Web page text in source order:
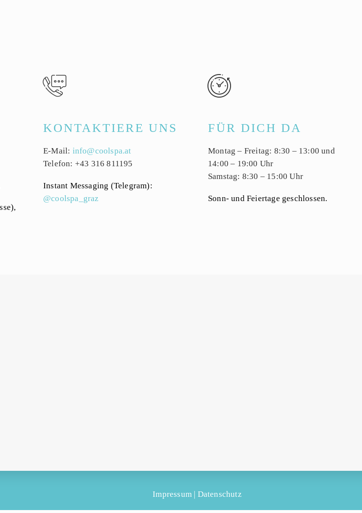


KONTAKTIERE UNS
E-Mail: info@coolspa.at
Telefon: +43 316 811195
Instant Messaging (Telegram):
@coolspa_graz


FÜR DICH DA
Montag – Freitag: 8:30 – 13:00 und
14:00 – 19:00 Uhr
Samstag: 8:30 – 15:00 Uhr
Sonn- und Feiertage geschlossen.
Impressum Datenschutz